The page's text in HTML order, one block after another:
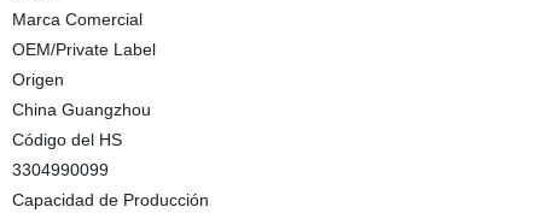
Marca Comercial
OEM/Private Label
Origen
China Guangzhou
Código del HS
3304990099
Capacidad de Producción